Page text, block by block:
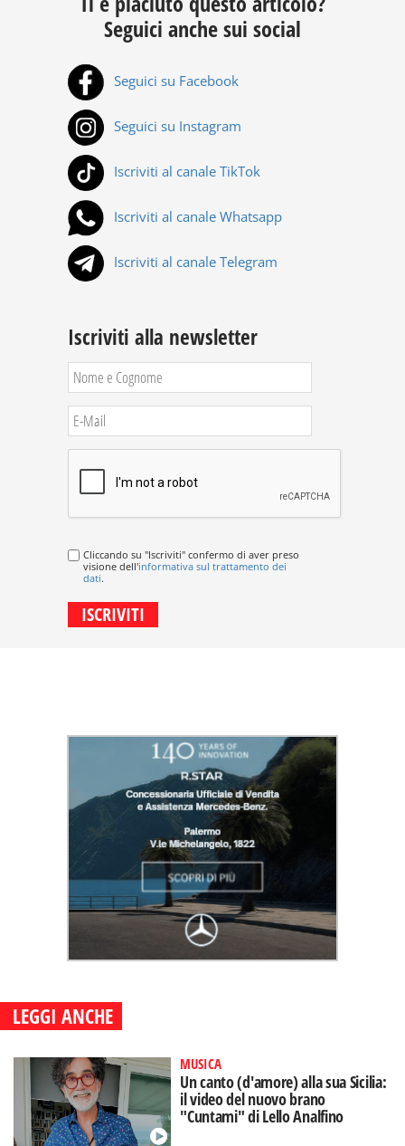
Seguici anche sui social
Seguici su Facebook
Seguici su Instagram
Iscriviti al canale TikTok
Iscriviti al canale Whatsapp
Iscriviti al canale Telegram
Iscriviti alla newsletter
Cliccando su "Iscriviti" confermo di aver preso
visione dell'informativa sul trattamento dei
dati.
LEGGI ANCHE
MUSICA
Un canto (d'amore) alla sua Sicilia:
il video del nuovo brano
"Cuntami" di Lello Analfino